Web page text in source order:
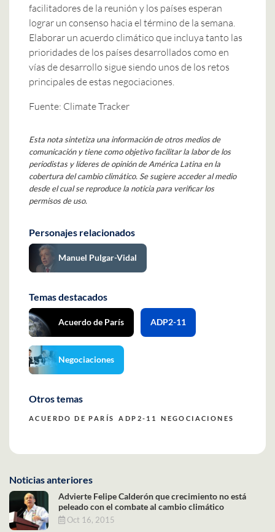
facilitadores de la reunión y los países esperan
lograr un consenso hacia el término de la semana.
Elaborar un acuerdo climático que incluya tanto las
prioridades de los países desarrollados como en
vías de desarrollo sigue siendo unos de los retos
principales de estas negociaciones.
Fuente: Climate Tracker
Esta nota sintetiza una información de otros medios de
comunicación y tiene como objetivo facilitar la labor de los
periodistas y líderes de opinión de América Latina en la
cobertura del cambio climático. Se sugiere acceder al medio
desde el cual se reproduce la noticia para verificar los
permisos de uso.
Personajes relacionados
Manuel Pulgar-Vidal
Temas destacados
Acuerdo de París ADP2-11
Negociaciones
Otros temas
ACUERDO DE PARÍS ADP2-11 NEGOCIACIONES
Noticias anteriores
Advierte Felipe Calderón que crecimiento no está
peleado con el combate al cambio climático
Oct 16, 2015